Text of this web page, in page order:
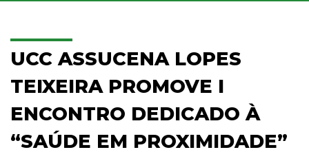
UCC ASSUCENA LOPES
TEIXEIRA PROMOVE I
ENCONTRO DEDICADO À
“SAÚDE EM PROXIMIDADE”